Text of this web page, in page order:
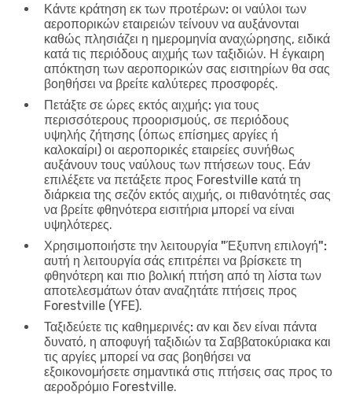
Κάντε κράτηση εκ των προτέρων: οι ναύλοι των
αεροπορικών εταιρειών τείνουν να αυξάνονται
καθώς πλησιάζει η ημερομηνία αναχώρησης, ειδικά
κατά τις περιόδους αιχμής των ταξιδιών. Η έγκαιρη
απόκτηση των αεροπορικών σας εισιτηρίων θα σας
βοηθήσει να βρείτε καλύτερες προσφορές.
Πετάξτε σε ώρες εκτός αιχμής: για τους
περισσότερους προορισμούς, σε περιόδους
υψηλής ζήτησης (όπως επίσημες αργίες ή
καλοκαίρι) οι αεροπορικές εταιρείες συνήθως
αυξάνουν τους ναύλους των πτήσεων τους. Εάν
επιλέξετε να πετάξετε προς Forestville κατά τη
διάρκεια της σεζόν εκτός αιχμής, οι πιθανότητές σας
να βρείτε φθηνότερα εισιτήρια μπορεί να είναι
υψηλότερες.
Χρησιμοποιήστε την λειτουργία "Έξυπνη επιλογή":
αυτή η λειτουργία σάς επιτρέπει να βρίσκετε τη
φθηνότερη και πιο βολική πτήση από τη λίστα των
αποτελεσμάτων όταν αναζητάτε πτήσεις προς
Forestville (YFE).
Ταξιδεύετε τις καθημερινές: αν και δεν είναι πάντα
δυνατό, η αποφυγή ταξιδιών τα Σαββατοκύριακα και
τις αργίες μπορεί να σας βοηθήσει να
εξοικονομήσετε σημαντικά στις πτήσεις σας προς το
αεροδρόμιο Forestville.